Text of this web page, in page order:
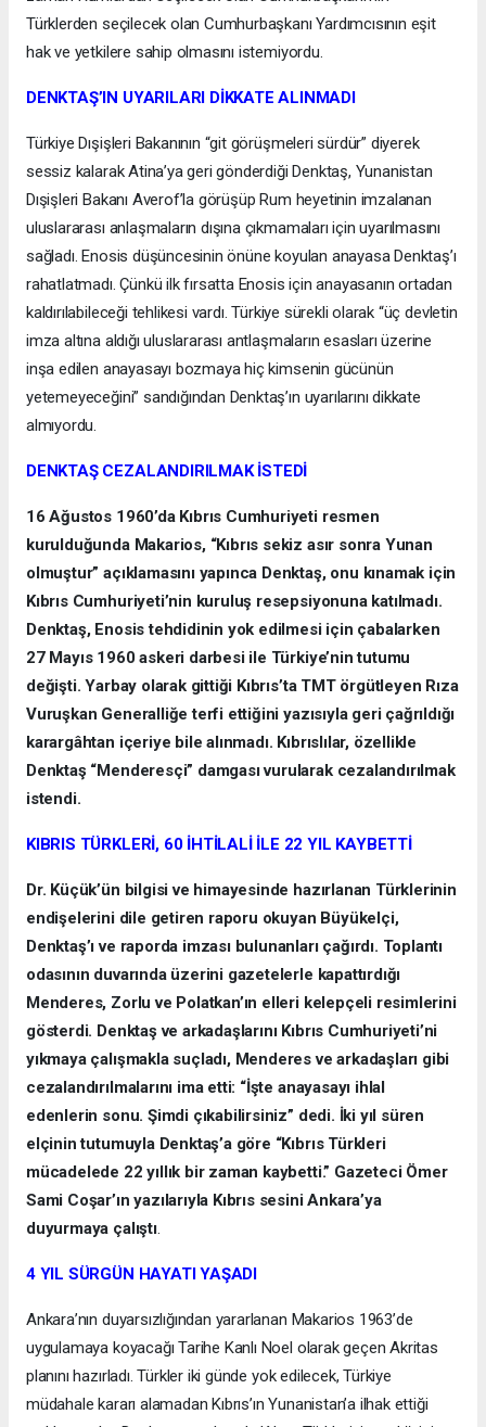
Türklerden seçilecek olan Cumhurbaşkanı Yardımcısının eşit
hak ve yetkilere sahip olmasını istemiyordu.
DENKTAŞ’IN UYARILARI DİKKATE ALINMADI
Türkiye Dışişleri Bakanının “git görüşmeleri sürdür” diyerek
sessiz kalarak Atina’ya geri gönderdiği Denktaş, Yunanistan
Dışişleri Bakanı Averof’la görüşüp Rum heyetinin imzalanan
uluslararası anlaşmaların dışına çıkmamaları için uyarılmasını
sağladı. Enosis düşüncesinin önüne koyulan anayasa Denktaş’ı
rahatlatmadı. Çünkü ilk fırsatta Enosis için anayasanın ortadan
kaldırılabileceği tehlikesi vardı. Türkiye sürekli olarak “üç devletin
imza altına aldığı uluslararası antlaşmaların esasları üzerine
inşa edilen anayasayı bozmaya hiç kimsenin gücünün
yetemeyeceğini” sandığından Denktaş’ın uyarılarını dikkate
almıyordu.
DENKTAŞ CEZALANDIRILMAK İSTEDİ
16 Ağustos 1960’da Kıbrıs Cumhuriyeti resmen
kurulduğunda Makarios, “Kıbrıs sekiz asır sonra Yunan
olmuştur” açıklamasını yapınca Denktaş, onu kınamak için
Kıbrıs Cumhuriyeti’nin kuruluş resepsiyonuna katılmadı.
Denktaş, Enosis tehdidinin yok edilmesi için çabalarken
27 Mayıs 1960 askeri darbesi ile Türkiye’nin tutumu
değişti. Yarbay olarak gittiği Kıbrıs’ta TMT örgütleyen Rıza
Vuruşkan Generalliğe terfi ettiğini yazısıyla geri çağrıldığı
karargâhtan içeriye bile alınmadı. Kıbrıslılar, özellikle
Denktaş “Menderesçi” damgası vurularak cezalandırılmak
istendi.
KIBRIS TÜRKLERİ, 60 İHTİLALİ İLE 22 YIL KAYBETTİ
Dr. Küçük’ün bilgisi ve himayesinde hazırlanan Türklerinin
endişelerini dile getiren raporu okuyan Büyükelçi,
Denktaş’ı ve raporda imzası bulunanları çağırdı. Toplantı
odasının duvarında üzerini gazetelerle kapattırdığı
Menderes, Zorlu ve Polatkan’ın elleri kelepçeli resimlerini
gösterdi. Denktaş ve arkadaşlarını Kıbrıs Cumhuriyeti’ni
yıkmaya çalışmakla suçladı, Menderes ve arkadaşları gibi
cezalandırılmalarını ima etti: “İşte anayasayı ihlal
edenlerin sonu. Şimdi çıkabilirsiniz” dedi. İki yıl süren
elçinin tutumuyla Denktaş’a göre “Kıbrıs Türkleri
mücadelede 22 yıllık bir zaman kaybetti.” Gazeteci Ömer
Sami Coşar’ın yazılarıyla Kıbrıs sesini Ankara’ya
duyurmaya çalıştı.
4 YIL SÜRGÜN HAYATI YAŞADI
Ankara’nın duyarsızlığından yararlanan Makarios 1963’de
uygulamaya koyacağı Tarihe Kanlı Noel olarak geçen Akritas
planını hazırladı. Türkler iki günde yok edilecek, Türkiye
müdahale kararı alamadan Kıbrıs’ın Yunanistan’a ilhak ettiği